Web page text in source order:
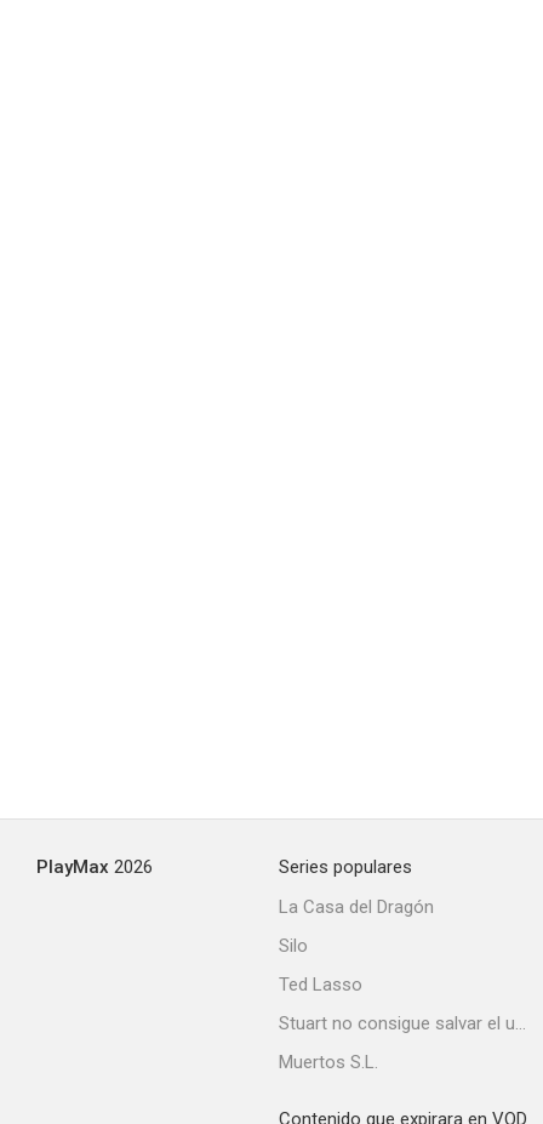
PlayMax 2026
Series populares
La Casa del Dragón
Silo
Ted Lasso
Stuart no consigue salvar el universo
Muertos S.L.
Contenido que expirara en VOD